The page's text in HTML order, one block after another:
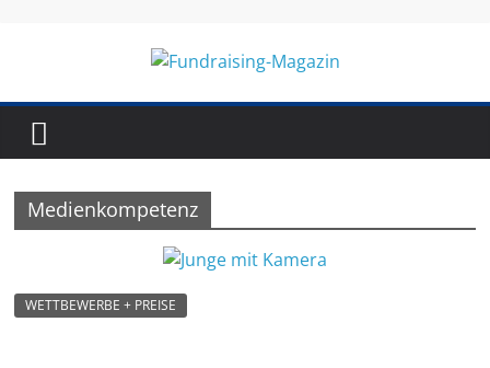
Fundraising-
Magazin
a
Medienkompetenz
WETTBEWERBE + PREISE